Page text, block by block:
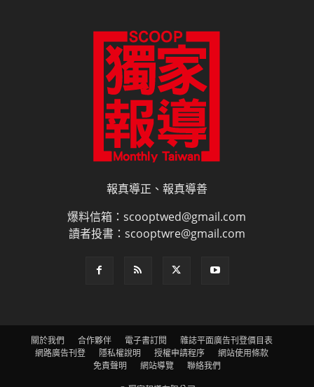
報真導正、報真導善
爆料信箱：scooptwed@gmail.com
讀者投書：scooptwre@gmail.com
關於我們 合作夥伴 電子書訂閱
雜誌平面廣告刊登價目表
網路廣告刊登
隱私權說明 授權申請程序
網站使用條款
免責聲明
網站導覽
聯絡我們